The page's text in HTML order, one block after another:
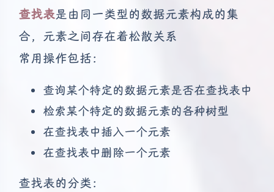
查找表是由同一类型的数据元素构成的集
合，元素之间存在着松散关系
常用操作包括：
查询某个特定的数据元素是否在查找表中
检索某个特定的数据元素的各种树型
在查找表中插入一个元素
在查找表中删除一个元素
查找表的分类：